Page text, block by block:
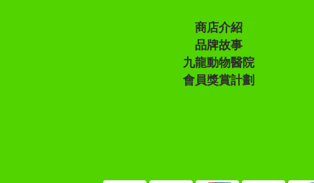
商店介紹
品牌故事
九龍動物醫院
會員獎賞計劃